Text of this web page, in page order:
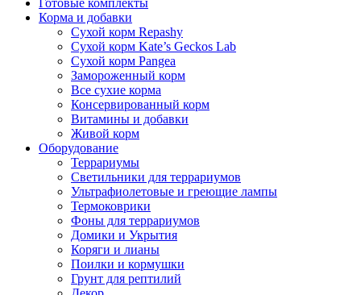
Готовые комплекты
Корма и добавки
Сухой корм Repashy
Сухой корм Kate’s Geckos Lab
Сухой корм Pangea
Замороженный корм
Все сухие корма
Консервированный корм
Витамины и добавки
Живой корм
Оборудование
Террариумы
Светильники для террариумов
Ультрафиолетовые и греющие лампы
Термоковрики
Фоны для террариумов
Домики и Укрытия
Коряги и лианы
Поилки и кормушки
Грунт для рептилий